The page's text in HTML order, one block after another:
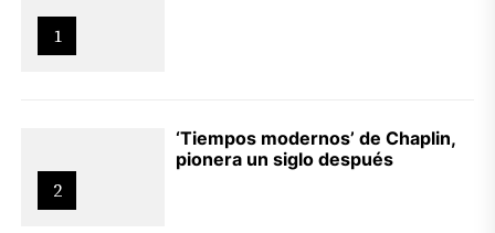
1
2
‘Tiempos modernos’ de Chaplin,
pionera un siglo después